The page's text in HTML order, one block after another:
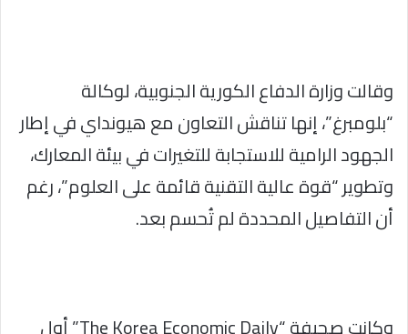
وقالت وزارة الدفاع الكورية الجنوبية، لوكالة
“بلومبرغ”، إنها تناقش التعاون مع هيونداي في إطار
الجهود الرامية للاستجابة للتغيرات في بيئة المعارك،
وتطوير “قوة عالية التقنية قائمة على العلوم”، رغم
أن التفاصيل المحددة لم تُحسم بعد.